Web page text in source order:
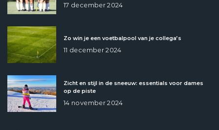
17 december 2024
Zo win je een voetbalpool van je collega’s
11 december 2024
Zicht en stijl in de sneeuw: essentials voor dames
op de piste
14 november 2024